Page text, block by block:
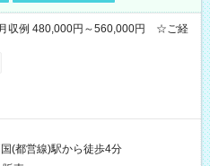
収例 480,000円～560,000円 ☆ご経
(都営線)駅から徒歩4分